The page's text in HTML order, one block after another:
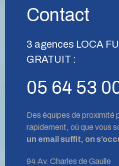
Contact
3 agences LOCA
GRATUIT :
05 64 53
Des équipes de proximité
rapidement, où que vous
un email suffit, on
94 Av. Charles de Gaulle